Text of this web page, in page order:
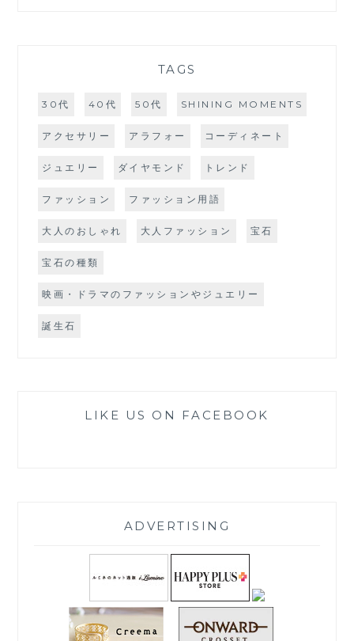
TAGS
30代 40代 50代 SHINING MOMENTS
アクセサリー アラフォー コーディネート
ジュエリー ダイヤモンド トレンド
ファッション ファッション用語
大人のおしゃれ 大人ファッション 宝石
宝石の種類
映画・ドラマのファッションやジュエリー
誕生石
LIKE US ON FACEBOOK
ADVERTISING